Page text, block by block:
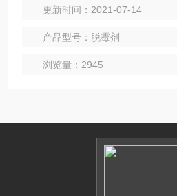
物、古藻类和浮游生物残余物
硅藻物质溶解和在沉积的产物
更新时间：2021-07-14
产品型号：脱霉剂
浏览量：2945